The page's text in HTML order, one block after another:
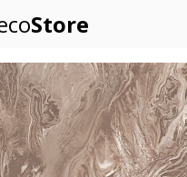
Store